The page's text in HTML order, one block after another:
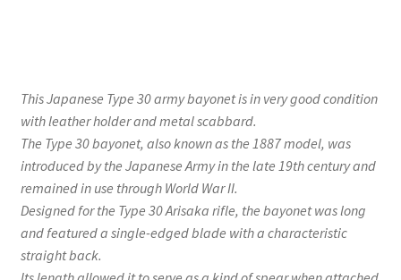
This Japanese Type 30 army bayonet is in very good condition
with leather holder and metal scabbard.
The Type 30 bayonet, also known as the 1887 model, was
introduced by the Japanese Army in the late 19th century and
remained in use through World War II.
Designed for the Type 30 Arisaka rifle, the bayonet was long
and featured a single-edged blade with a characteristic
straight back.